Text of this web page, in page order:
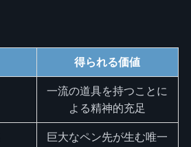
得られる価値
一流の道具を持つことに
よる精神的充足
巨大なペン先が生む唯一